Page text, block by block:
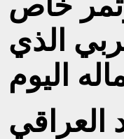
الذي
العراقي